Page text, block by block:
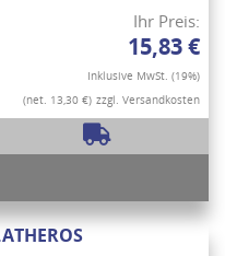
Ihr Preis:
15,83 €
Inklusive MwSt. (19%)
(net. 13,30 €) zzgl. Versandkosten